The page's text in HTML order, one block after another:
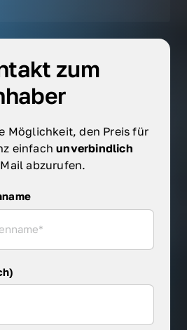
zum
Möglichkeit, den Preis für
einfach
abzurufen.